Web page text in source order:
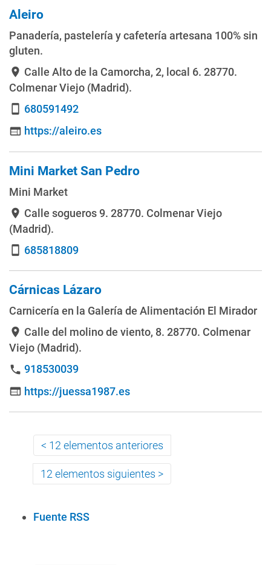
Aleiro
Panadería, pastelería y cafetería artesana 100% sin
gluten.
location_on Calle Alto de la Camorcha, 2, local 6. 28770.
Colmenar Viejo (Madrid).
smartphone 680591492
web https://aleiro.es
Mini Market San Pedro
Mini Market
location_on Calle sogueros 9. 28770. Colmenar Viejo
(Madrid).
smartphone 685818809
Cárnicas Lázaro
Carnicería en la Galería de Alimentación El Mirador
location_on Calle del molino de viento, 8. 28770. Colmenar
Viejo (Madrid).
phone 918530039
web https://juessa1987.es
12 elementos anteriores
12 elementos siguientes
Fuente RSS